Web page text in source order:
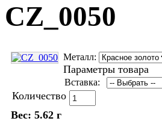
CZ_0050
Металл:
Параметры товара
Вставка:
Количество
Вес: 5.62 г